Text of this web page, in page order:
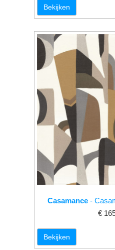
Bekijken
Casamance-
€
Bekijken